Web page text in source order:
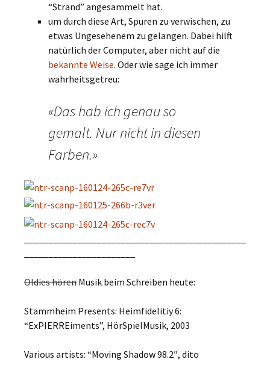
“Strand” angesammelt hat.
um durch diese Art, Spuren zu verwischen, zu
etwas Ungesehenem zu gelangen. Dabei hilft
natürlich der Computer, aber nicht auf die
bekannte Weise. Oder wie sage ich immer
wahrheitsgetreu:
«Das hab ich genau so
gemalt. Nur nicht in diesen
Farben.»
Oldies hören Musik beim Schreiben heute:
Stammheim Presents: Heimfidelitiy 6:
“ExPIERREiments”, HörSpielMusik, 2003
Various artists: “Moving Shadow 98.2″, dito